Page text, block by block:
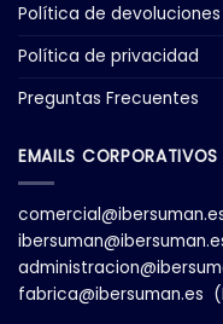
Política de
Política de privacidad
Preguntas Frecuentes
EMAILS CORPORATIVOS
fabrica@ibersuman.es